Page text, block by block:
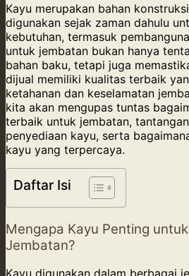
Kayu merupakan bahan
digunakan sejak zaman dahulu
kebutuhan, termasuk
untuk jembatan bukan hanya
bahan baku, tetapi juga
dijual memiliki kualitas terbaik
ketahanan dan keselamatan
kita akan mengupas tuntas
terbaik untuk jembatan,
penyediaan kayu, serta
kayu yang terpercaya.
Daftar Isi
Mengapa Kayu Penting
Jembatan?